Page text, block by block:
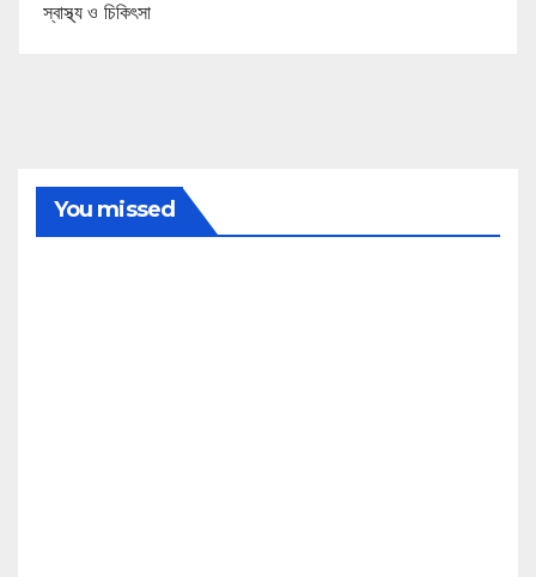
স্বাস্থ্য ও চিকিৎসা
You missed